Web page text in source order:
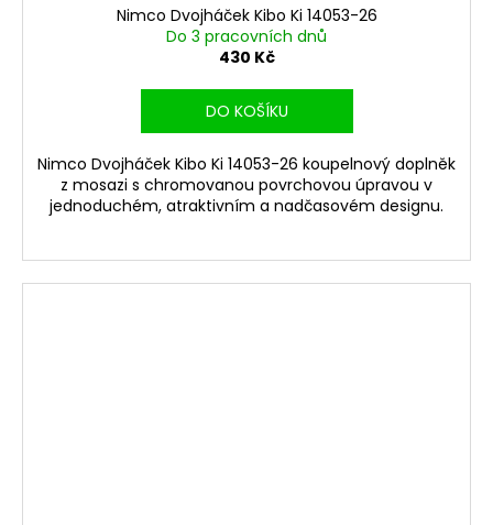
Nimco Dvojháček Kibo Ki 14053-26
Do 3 pracovních dnů
430 Kč
DO KOŠÍKU
Nimco Dvojháček Kibo Ki 14053-26 koupelnový doplněk
z mosazi s chromovanou povrchovou úpravou v
jednoduchém, atraktivním a nadčasovém designu.